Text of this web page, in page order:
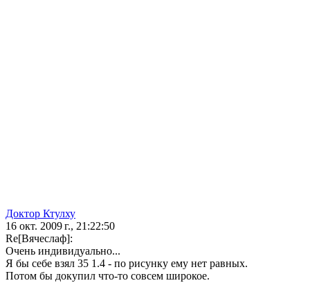
Доктор Ктулху
16 окт. 2009 г., 21:22:50
Re[Вячеслаф]:
Очень индивидуально...
Я бы себе взял 35 1.4 - по рисунку ему нет равных.
Потом бы докупил что-то совсем широкое.